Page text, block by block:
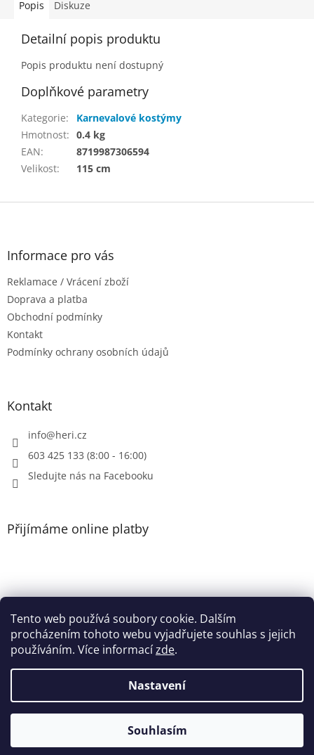
Tento web používá soubory cookie. Dalším
procházením tohoto webu vyjadřujete souhlas s jejich
používáním. Více informacízde.
Nastavení
Souhlasím
Popis Diskuze
Detailní popis produktu
Popis produktu není dostupný
Doplňkové parametry
Kategorie:
Karnevalové kostýmy
Hmotnost: 0.4 kg
EAN:
8719987306594
Velikost: 115 cm
Z
Informace pro vás
Reklamace / Vrácení zboží
Doprava a platba
Obchodní podmínky
Kontakt
Podmínky ochrany osobních údajů
Kontakt
info@heri.cz
603 425 133 (8:00 - 16:00)
Sledujte nás na Facebooku
Přijímáme online platby
Patička
Vytvořil Shoptet
Heri.cz. Všechna práva vyhrazena.